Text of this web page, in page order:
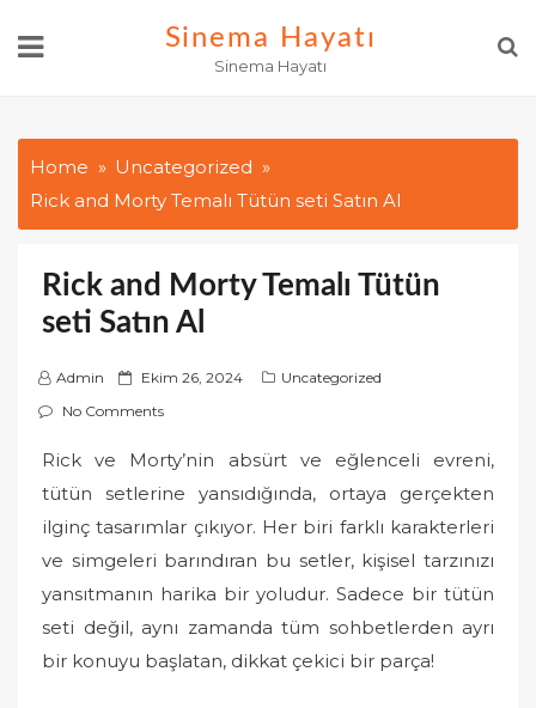
Sinema Hayatı
Sinema Hayatı
Home
Uncategorized
Rick and Morty Temalı Tütün seti Satın Al
Rick and Morty Temalı Tütün
seti Satın Al
Admin
P
o
t
e
d
Ekim 26, 2024
Uncategorized
No Comments
Rick ve Morty’nin absürt ve eğlenceli evreni,
tütün setlerine yansıdığında, ortaya gerçekten
ilginç tasarımlar çıkıyor. Her biri farklı karakterleri
ve simgeleri barındıran bu setler, kişisel tarzınızı
yansıtmanın harika bir yoludur. Sadece bir tütün
seti değil, aynı zamanda tüm sohbetlerden ayrı
bir konuyu başlatan, dikkat çekici bir parça!